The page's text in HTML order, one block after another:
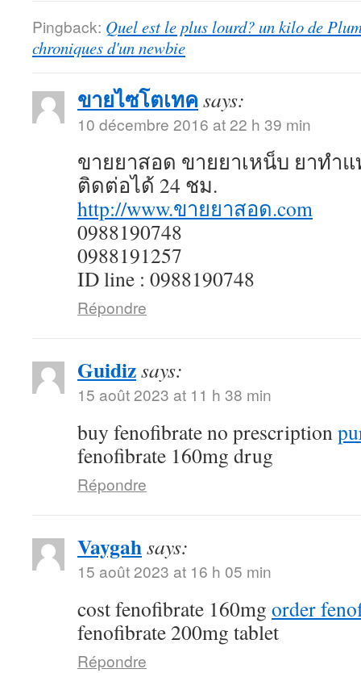
Pingback: Quel est le plus lourd? un kilo de
chroniques d'un newbie
ขายไซโตเทค says:
10 décembre 2016 at 22 h 39 min
ขายยาสอด ขายยาเหน็บ ยาทำแ
ติดต่อได้ 24 ชม.
http://www.ขายยาสอด.com
0988190748
0988191257
ID line : 0988190748
Répondre
Guidizsays:
15 août 2023 at 11 h 38 min
buy fenofibrate no prescription
fenofibrate 160mg drug
Répondre
Vaygahsays:
15 août 2023 at 16 h 05 min
cost fenofibrate 160mg order
fenofibrate 200mg tablet
Répondre